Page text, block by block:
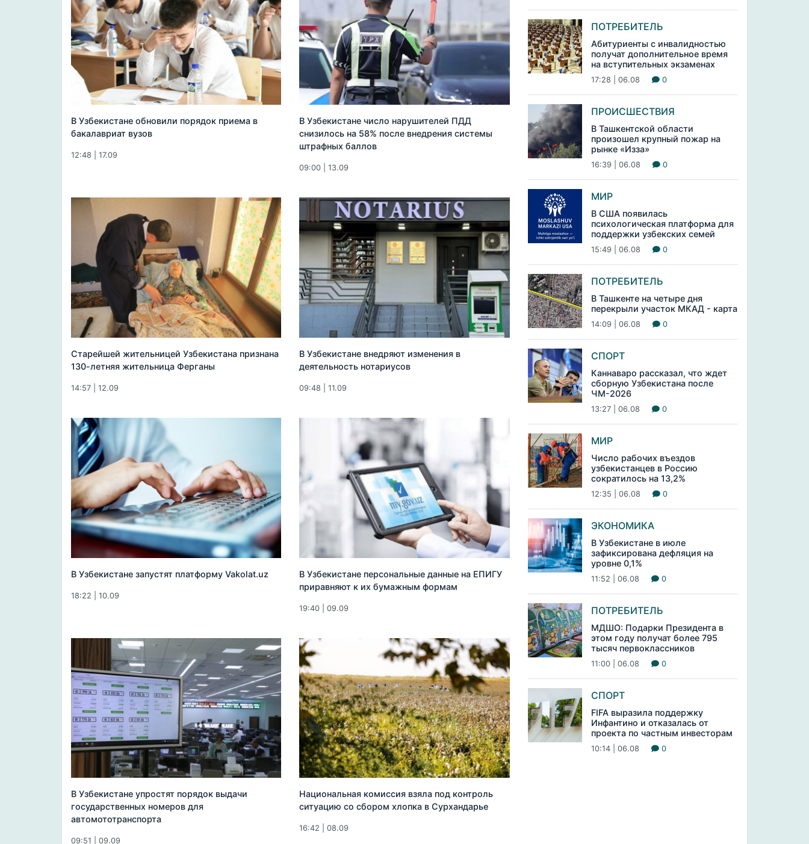
В Узбекистане обновили порядок приема в
бакалавриат вузов
12:48 | 17.09
В Узбекистане число нарушителей ПДД
снизилось на 58% после внедрения системы
штрафных баллов
09:00 | 13.09
Старейшей жительницей Узбекистана признана
130-летняя жительница Ферганы
14:57 | 12.09
В Узбекистане внедряют изменения в
деятельность нотариусов
09:48 | 11.09
В Узбекистане запустят платформу Vakolat.uz
18:22 | 10.09
В Узбекистане персональные данные на ЕПИГУ
приравняют к их бумажным формам
19:40 | 09.09
В Узбекистане упростят порядок выдачи
государственных номеров для
автомототранспорта
09:51 | 09.09
Национальная комиссия взяла под контроль
ситуацию со сбором хлопка в Сурхандарье
16:42 | 08.09
ПОТРЕБИТЕЛЬ
Абитуриенты с инвалидностью
получат дополнительное время
на вступительных экзаменах
17:28 | 06.08 0
ПРОИСШЕСТВИЯ
В Ташкентской области
произошел крупный пожар на
рынке «Изза»
16:39 | 06.08 0
МИР
В США появилась
психологическая платформа для
поддержки узбекских семей
15:49 | 06.08 0
ПОТРЕБИТЕЛЬ
В Ташкенте на четыре дня
перекрыли участок МКАД - карта
14:09 | 06.08 0
СПОРТ
Каннаваро рассказал, что ждет
сборную Узбекистана после
ЧМ-2026
13:27 | 06.08 0
МИР
Число рабочих въездов
узбекистанцев в Россию
сократилось на 13,2%
12:35 | 06.08 0
ЭКОНОМИКА
В Узбекистане в июле
зафиксирована дефляция на
уровне 0,1%
11:52 | 06.08 0
ПОТРЕБИТЕЛЬ
МДШО: Подарки Президента в
этом году получат более 795
тысяч первоклассников
11:00 | 06.08 0
СПОРТ
FIFA выразила поддержку
Инфантино и отказалась от
проекта по частным инвесторам
10:14 | 06.08 0